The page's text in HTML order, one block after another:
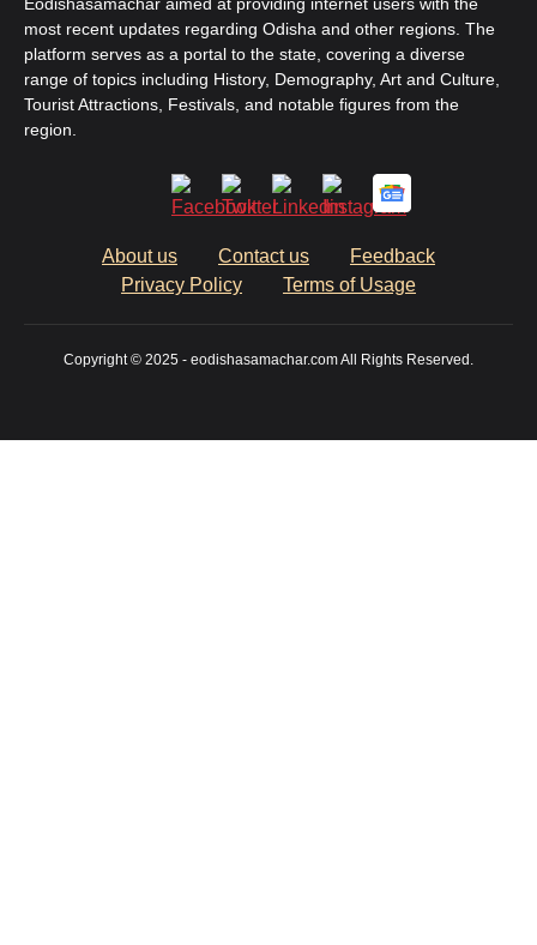
most recent updates regarding Odisha and other regions. The
platform serves as a portal to the state, covering a diverse
range of topics including History, Demography, Art and Culture,
Tourist Attractions, Festivals, and notable figures from the
region.
About us Contact us
Feedback
Privacy Policy
Terms of Usage
Copyright © 2025 - eodishasamachar.com All Rights Reserved.